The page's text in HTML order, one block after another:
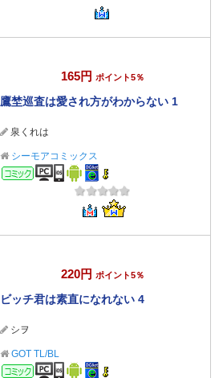
165円 ポイント5％
鷹埜巡査は愛され方がわからない 1
泉くれは
シーモアコミックス
コミック
220円 ポイント5％
ビッチ君は素直になれない 4
シヲ
GOT TL/BL
コミック